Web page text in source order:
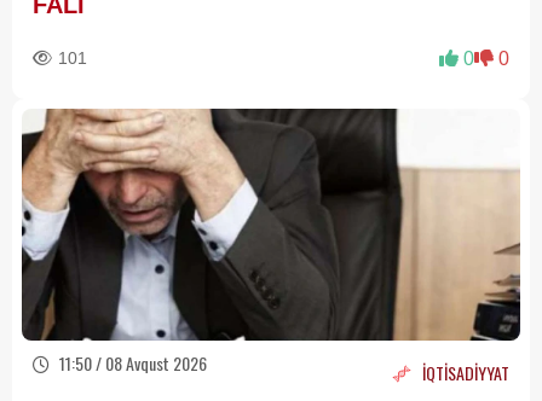
101 0 0
11:50 / 08 Avqust 2026 İQTİSADİYYAT